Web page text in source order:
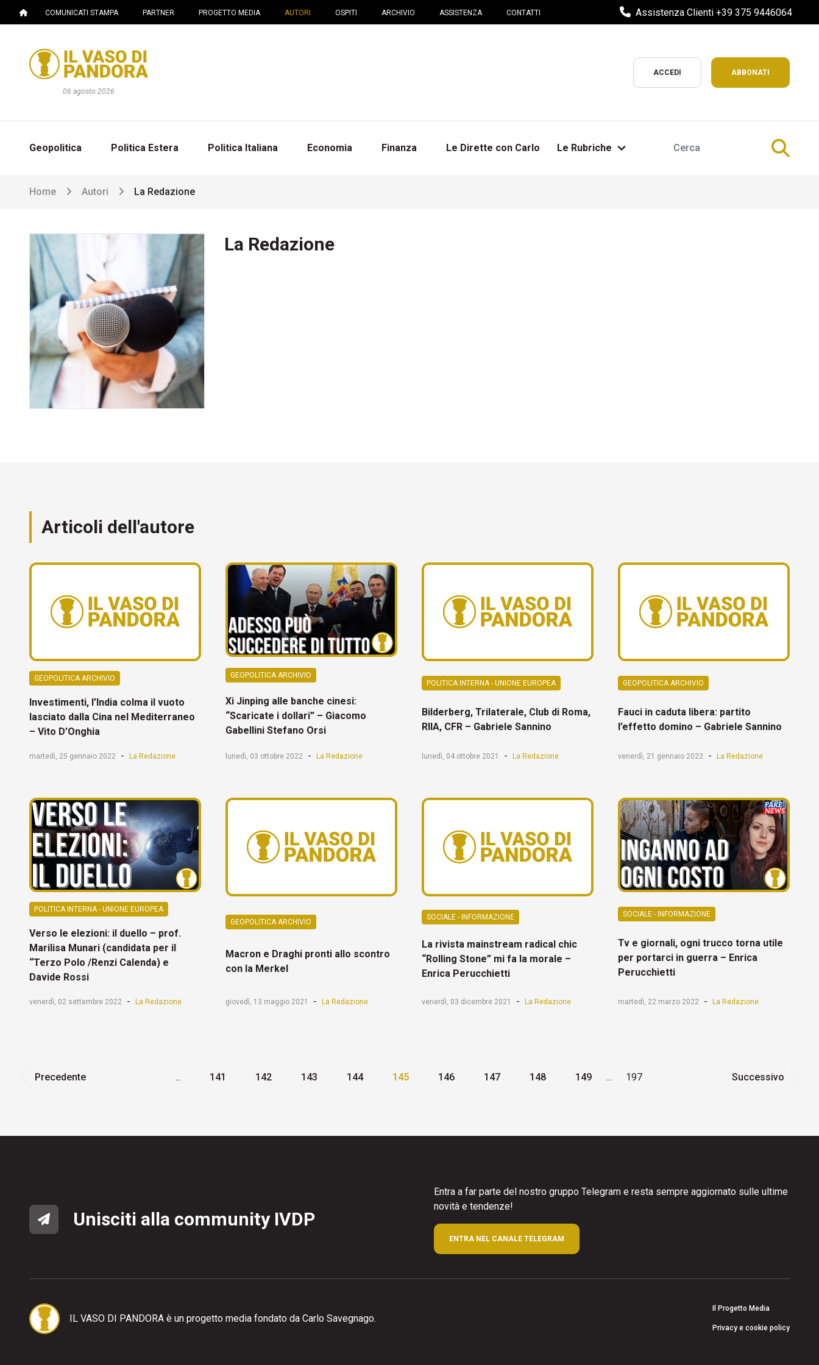
COMUNICATI STAMPA PARTNER PROGETTO MEDIA AUTORI OSPITI ARCHIVIO ASSISTENZA CONTATTI Assistenza Clienti +39 375 9446064
06 agosto 2026
ACCEDI ABBONATI
Geopolitica Politica Estera Politica Italiana Economia Finanza Le Dirette con Carlo Le Rubriche
Home Autori La Redazione
La Redazione
Articoli dell'autore
GEOPOLITICA ARCHIVIO
Investimenti, l’India colma il vuoto
lasciato dalla Cina nel Mediterraneo
– Vito D’Onghia
martedì, 25 gennaio 2022 - La Redazione
GEOPOLITICA ARCHIVIO
Xi Jinping alle banche cinesi:
“Scaricate i dollari” – Giacomo
Gabellini Stefano Orsi
lunedì, 03 ottobre 2022 - La Redazione
POLITICA INTERNA - UNIONE EUROPEA
Bilderberg, Trilaterale, Club di Roma,
RIIA, CFR – Gabriele Sannino
lunedì, 04 ottobre 2021 - La Redazione
GEOPOLITICA ARCHIVIO
Fauci in caduta libera: partito
l’effetto domino – Gabriele Sannino
venerdì, 21 gennaio 2022 - La Redazione
POLITICA INTERNA - UNIONE EUROPEA
Verso le elezioni: il duello – prof.
Marilisa Munari (candidata per il
“Terzo Polo /Renzi Calenda) e
Davide Rossi
venerdì, 02 settembre 2022 - La Redazione
GEOPOLITICA ARCHIVIO
Macron e Draghi pronti allo scontro
con la Merkel
giovedì, 13 maggio 2021 - La Redazione
SOCIALE - INFORMAZIONE
La rivista mainstream radical chic
“Rolling Stone” mi fa la morale –
Enrica Perucchietti
venerdì, 03 dicembre 2021 - La Redazione
SOCIALE - INFORMAZIONE
Tv e giornali, ogni trucco torna utile
per portarci in guerra – Enrica
Perucchietti
martedì, 22 marzo 2022 - La Redazione
Precedente ... 141 142 143 144 145 146 147 148 149 ... 197 Successivo
Unisciti alla community IVDP
Entra a far parte del nostro gruppo Telegram e resta sempre aggiornato sulle ultime
novità e tendenze!
ENTRA NEL CANALE TELEGRAM
IL VASO DI PANDORA è un progetto media fondato da Carlo Savegnago.
Il Progetto Media
Privacy e cookie policy